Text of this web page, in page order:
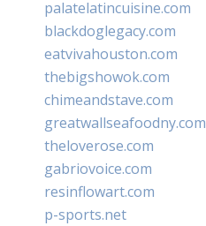
palatelatincuisine.com
blackdoglegacy.com
eatvivahouston.com
thebigshowok.com
chimeandstave.com
greatwallseafoodny.com
theloverose.com
gabriovoice.com
resinflowart.com
p-sports.net